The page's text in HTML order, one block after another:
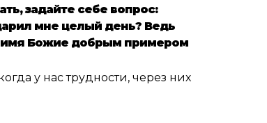
задайте себе вопрос:
мне целый день? Ведь
имя Божие добрым примером
у нас трудности, через них